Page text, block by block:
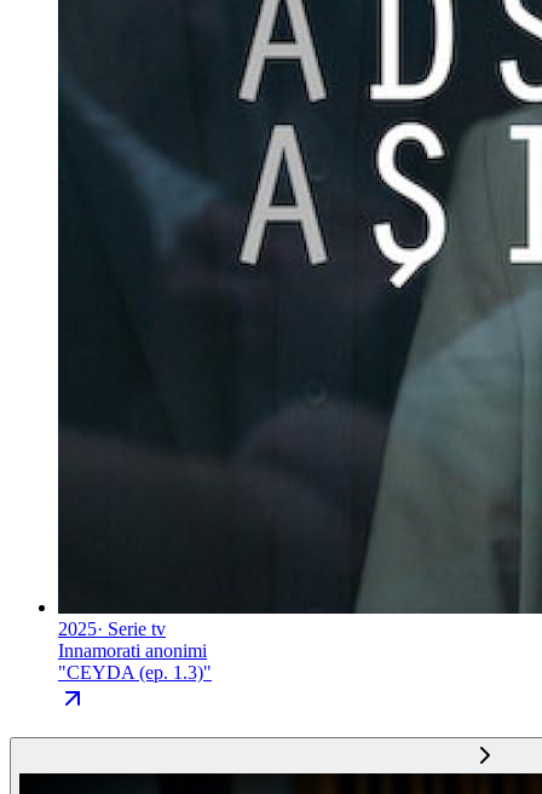
2025· Serie tv
Innamorati anonimi
"CEYDA (ep. 1.3)"